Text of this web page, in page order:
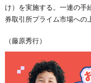
け）を実施する。一連の手
券取引所プライム市場への
（藤原秀行）